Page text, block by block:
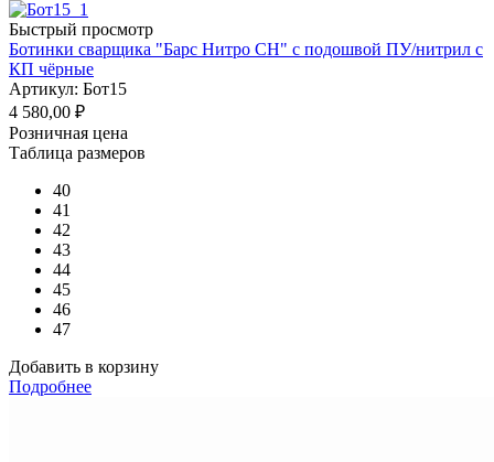
Быстрый просмотр
Ботинки сварщика "Барс Нитро СН" с подошвой ПУ/нитрил с
КП чёрные
Артикул: Бот15
4 580,00 ₽
Розничная цена
Таблица размеров
40
41
42
43
44
45
46
47
Добавить в корзину
Подробнее